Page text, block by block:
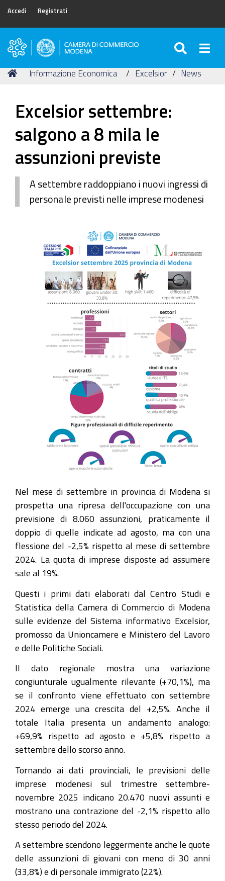
Accedi Registrati
Camera
Commercio
Tu
Home
Informazione Economica Excelsior News
Excelsior settembre:
salgono a 8 mila le
assunzioni previste
A settembre raddoppiano i nuovi ingressi di
personale previsti nelle imprese modenesi
Nel mese di settembre in provincia di Modena si
prospetta una ripresa dell'occupazione con una
previsione di 8.060 assunzioni, praticamente il
doppio di quelle indicate ad agosto, ma con una
flessione del -2,5% rispetto al mese di settembre
2024. La quota di imprese disposte ad assumere
sale al 19%.
Questi i primi dati elaborati dal Centro Studi e
Statistica della Camera di Commercio di Modena
sulle evidenze del Sistema informativo Excelsior,
promosso da Unioncamere e Ministero del Lavoro
e delle Politiche Sociali.
Il dato regionale mostra una variazione
congiunturale ugualmente rilevante (+70,1%), ma
se il confronto viene effettuato con settembre
2024 emerge una crescita del +2,5%. Anche il
totale Italia presenta un andamento analogo:
+69,9% rispetto ad agosto e +5,8% rispetto a
settembre dello scorso anno.
Tornando ai dati provinciali, le previsioni delle
imprese modenesi sul trimestre settembre-
novembre 2025 indicano 20.470 nuovi assunti e
mostrano una contrazione del -2,1% rispetto allo
stesso periodo del 2024.
A settembre scendono leggermente anche le quote
delle assunzioni di giovani con meno di 30 anni
(33,8%) e di personale immigrato (22%).